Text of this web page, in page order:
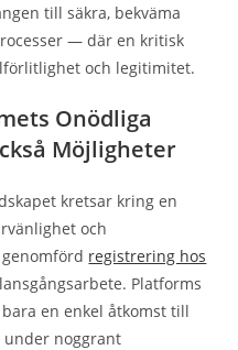
till säkra, bekväma
— där en kritisk
och legitimitet.
Onödliga
Möjligheter
kretsar kring en
och
registrering hos
Platforms
en enkel åtkomst till
under noggrant